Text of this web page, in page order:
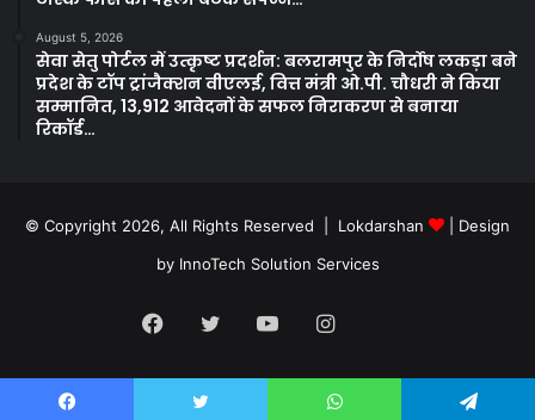
August 5, 2026
सेवा सेतु पोर्टल में उत्कृष्ट प्रदर्शन: बलरामपुर के निर्दोष लकड़ा बने
प्रदेश के टॉप ट्रांजैक्शन वीएलई, वित्त मंत्री ओ.पी. चौधरी ने किया
सम्मानित, 13,912 आवेदनों के सफल निराकरण से बनाया
रिकॉर्ड…
© Copyright 2026, All Rights Reserved | Lokdarshan
| Design
by InnoTech Solution Services
Facebook
Twitter YouTubeInstagram